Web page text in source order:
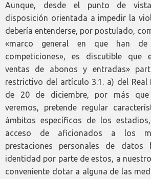
Aunque, desde el punto de
disposición orientada a impedir la
debería entenderse, por postulado,
«marco general en que han de
competiciones», es discutible que
ventas de abonos y entradas»
restrictivo del artículo 3.1. a) del Real
de 20 de diciembre, por más
veremos, pretende regular
ámbitos específicos de los
acceso de aficionados a los
prestaciones personales de datos
identidad por parte de estos, a
conveniente dotar a alguna de las